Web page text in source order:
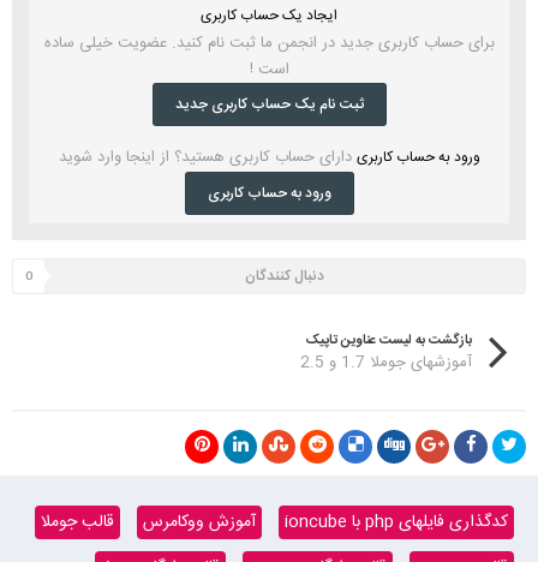
ایجاد یک حساب کاربری
برای حساب کاربری جدید در انجمن ما ثبت نام کنید. عضویت خیلی ساده
است !
ثبت نام یک حساب کاربری جدید
ورود به حساب کاربری دارای حساب کاربری هستید؟ از اینجا وارد شوید
ورود به حساب کاربری
دنبال کنندگان 0
بازگشت به لیست عناوین تاپیک
آموزشهای جوملا 1.7 و 2.5
کدگذاری فایلهای php با ioncube آموزش ووکامرس
قالب جوملا